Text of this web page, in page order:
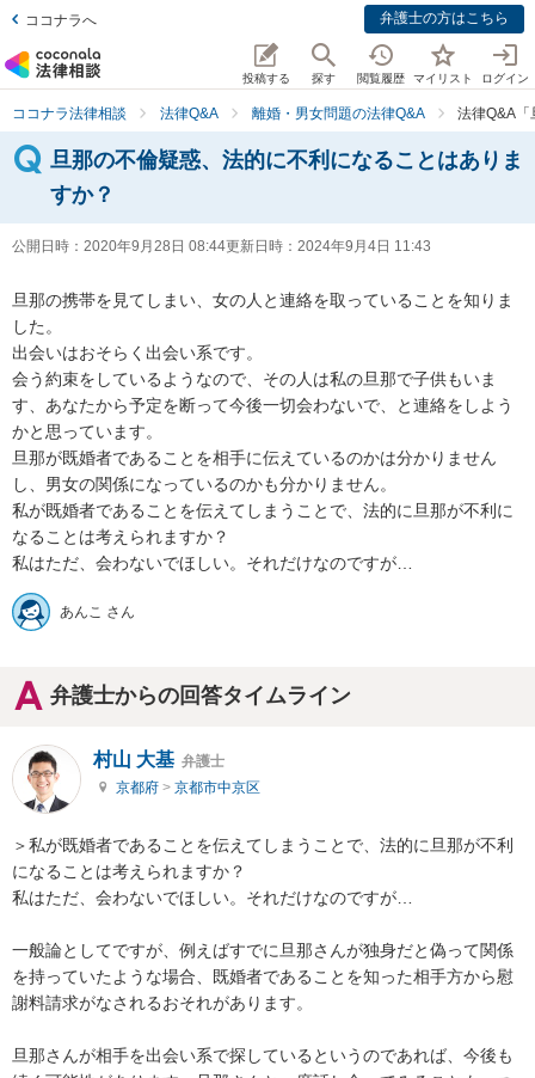
ココナラへ 弁護士の方はこちら
投稿する 探す 閲覧履歴 マイリスト ログイン
ココナラ法律相談 法律Q&A 離婚・男女問題の法律Q&A 法律Q&A
旦那の不倫疑惑、法的に不利になることはありま
すか？
公開日時： 2020年9月28日 08:44更新日時： 2024年9月4日 11:43
旦那の携帯を見てしまい、女の人と連絡を取っていることを知りま
した。
出会いはおそらく出会い系です。
会う約束をしているようなので、その人は私の旦那で子供もいま
す、あなたから予定を断って今後一切会わないで、と連絡をしよう
かと思っています。
旦那が既婚者であることを相手に伝えているのかは分かりません
し、男女の関係になっているのかも分かりません。
私が既婚者であることを伝えてしまうことで、法的に旦那が不利に
なることは考えられますか？
私はただ、会わないでほしい。それだけなのですが…
あんこ さん
弁護士からの回答タイムライン
村山 大基 弁護士
京都府 > 京都市中京区
＞私が既婚者であることを伝えてしまうことで、法的に旦那が不利
になることは考えられますか？
私はただ、会わないでほしい。それだけなのですが…
一般論としてですが、例えばすでに旦那さんが独身だと偽って関係
を持っていたような場合、既婚者であることを知った相手方から慰
謝料請求がなされるおそれがあります。
旦那さんが相手を出会い系で探しているというのであれば、今後も